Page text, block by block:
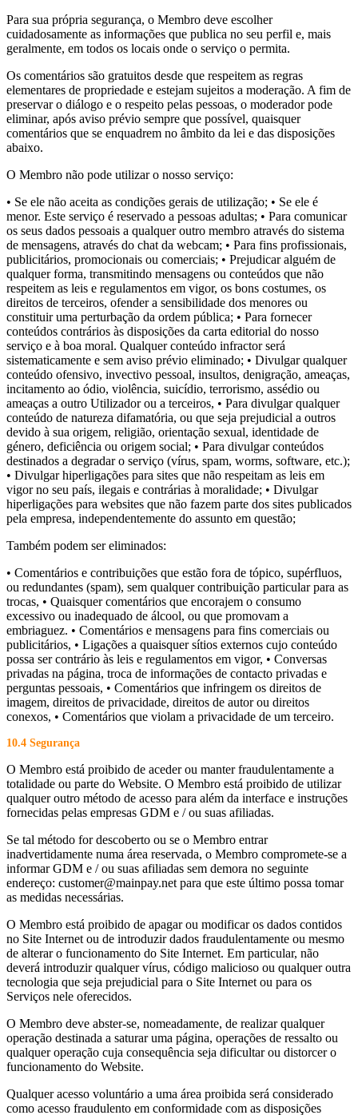
Para sua própria segurança, o Membro deve escolher
cuidadosamente as informações que publica no seu perfil e, mais
geralmente, em todos os locais onde o serviço o permita.
Os comentários são gratuitos desde que respeitem as regras
elementares de propriedade e estejam sujeitos a moderação. A fim de
preservar o diálogo e o respeito pelas pessoas, o moderador pode
eliminar, após aviso prévio sempre que possível, quaisquer
comentários que se enquadrem no âmbito da lei e das disposições
abaixo.
O Membro não pode utilizar o nosso serviço:
• Se ele não aceita as condições gerais de utilização; • Se ele é
menor. Este serviço é reservado a pessoas adultas; • Para comunicar
os seus dados pessoais a qualquer outro membro através do sistema
de mensagens, através do chat da webcam; • Para fins profissionais,
publicitários, promocionais ou comerciais; • Prejudicar alguém de
qualquer forma, transmitindo mensagens ou conteúdos que não
respeitem as leis e regulamentos em vigor, os bons costumes, os
direitos de terceiros, ofender a sensibilidade dos menores ou
constituir uma perturbação da ordem pública; • Para fornecer
conteúdos contrários às disposições da carta editorial do nosso
serviço e à boa moral. Qualquer conteúdo infractor será
sistematicamente e sem aviso prévio eliminado; • Divulgar qualquer
conteúdo ofensivo, invectivo pessoal, insultos, denigração, ameaças,
incitamento ao ódio, violência, suicídio, terrorismo, assédio ou
ameaças a outro Utilizador ou a terceiros, • Para divulgar qualquer
conteúdo de natureza difamatória, ou que seja prejudicial a outros
devido à sua origem, religião, orientação sexual, identidade de
género, deficiência ou origem social; • Para divulgar conteúdos
destinados a degradar o serviço (vírus, spam, worms, software, etc.);
• Divulgar hiperligações para sites que não respeitam as leis em
vigor no seu país, ilegais e contrárias à moralidade; • Divulgar
hiperligações para websites que não fazem parte dos sites publicados
pela empresa, independentemente do assunto em questão;
Também podem ser eliminados:
• Comentários e contribuições que estão fora de tópico, supérfluos,
ou redundantes (spam), sem qualquer contribuição particular para as
trocas, • Quaisquer comentários que encorajem o consumo
excessivo ou inadequado de álcool, ou que promovam a
embriaguez. • Comentários e mensagens para fins comerciais ou
publicitários, • Ligações a quaisquer sítios externos cujo conteúdo
possa ser contrário às leis e regulamentos em vigor, • Conversas
privadas na página, troca de informações de contacto privadas e
perguntas pessoais, • Comentários que infringem os direitos de
imagem, direitos de privacidade, direitos de autor ou direitos
conexos, • Comentários que violam a privacidade de um terceiro.
10.4 Segurança
O Membro está proibido de aceder ou manter fraudulentamente a
totalidade ou parte do Website. O Membro está proibido de utilizar
qualquer outro método de acesso para além da interface e instruções
fornecidas pelas empresas GDM e / ou suas afiliadas.
Se tal método for descoberto ou se o Membro entrar
inadvertidamente numa área reservada, o Membro compromete-se a
informar GDM e / ou suas afiliadas sem demora no seguinte
endereço: customer@mainpay.net para que este último possa tomar
as medidas necessárias.
O Membro está proibido de apagar ou modificar os dados contidos
no Site Internet ou de introduzir dados fraudulentamente ou mesmo
de alterar o funcionamento do Site Internet. Em particular, não
deverá introduzir qualquer vírus, código malicioso ou qualquer outra
tecnologia que seja prejudicial para o Site Internet ou para os
Serviços nele oferecidos.
O Membro deve abster-se, nomeadamente, de realizar qualquer
operação destinada a saturar uma página, operações de ressalto ou
qualquer operação cuja consequência seja dificultar ou distorcer o
funcionamento do Website.
Qualquer acesso voluntário a uma área proibida será considerado
como acesso fraudulento em conformidade com as disposições